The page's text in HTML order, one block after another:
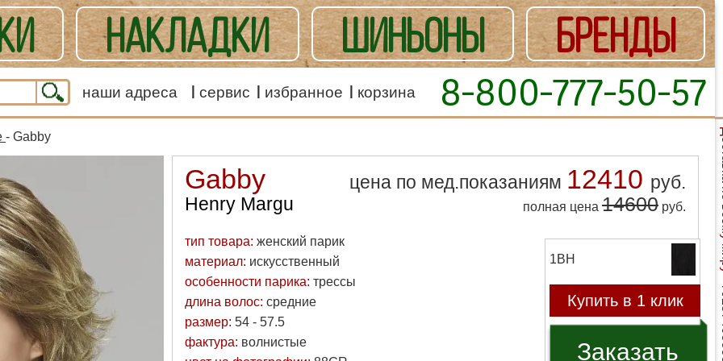
НАКЛАДКИ ШИНЬОНЫ БРЕНДЫ
наши адреса сервис избранное корзина 8-800-777-50-57
- Gabby
Gabby
Henry Margu
цена по мед.показаниям 12410 руб.
полная цена 14600 руб.
тип товара: женский парик
материал: искусственный
особенности парика: трессы
длина волос: средние
размер: 54 - 57.5
фактура: волнистые
1BH
Купить в 1 клик
Заказать